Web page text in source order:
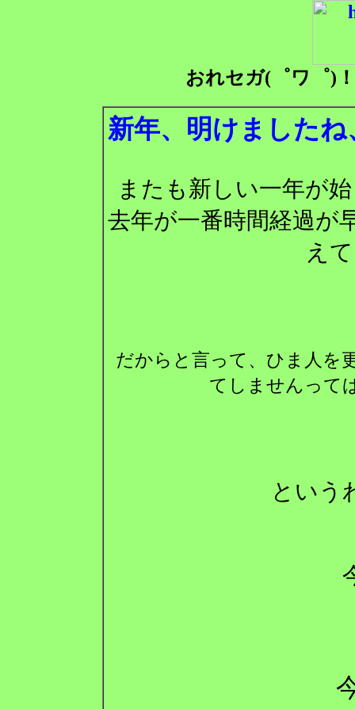
おれセガ(゜ワ゜)
新年、明けました
またも新しい一年が
去年が一番時間経過が
え
だからと言って、ひま人を
てしませんって
という